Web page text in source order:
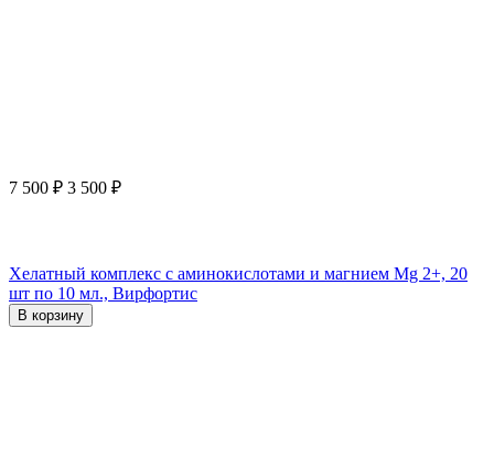
7 500 ₽ 3 500 ₽
Хелатный комплекс с аминокислотами и магнием Mg 2+, 20
шт по 10 мл., Вирфортис
В корзину